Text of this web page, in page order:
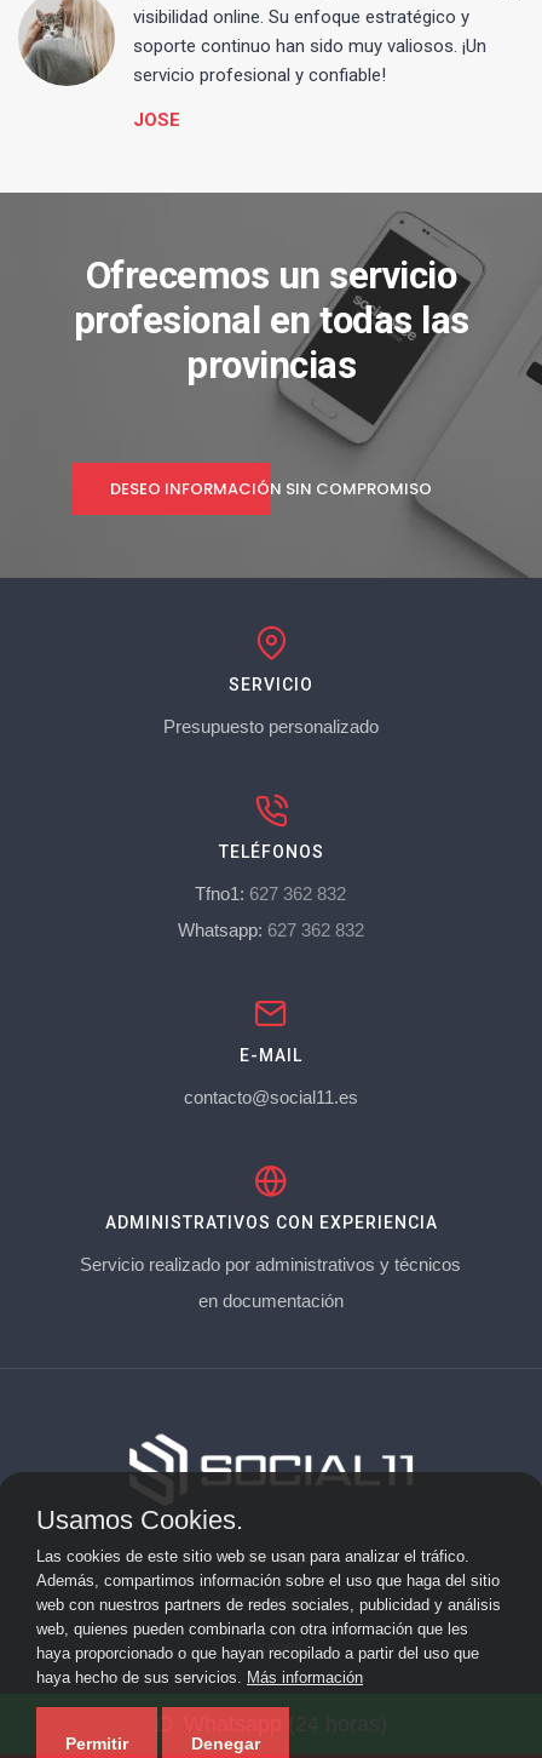
visibilidad online. Su enfoque estratégico y
soporte continuo han sido muy valiosos. ¡Un
servicio profesional y confiable!
JOSE
Ofrecemos un servicio
profesional en todas las
provincias
DESEO INFORMACIÓN SIN COMPROMISO
SERVICIO
Presupuesto personalizado
TELÉFONOS
Tfno1: 627 362 832
Whatsapp: 627 362 832
E-MAIL
contacto@social11.es
ADMINISTRATIVOS CON EXPERIENCIA
Servicio realizado por administrativos y técnicos
en documentación
Aviso Legal
Privacidad
Cookies
posicionamiento web y SEO ·
Usamos Cookies.
Las cookies de este sitio web se usan para analizar el tráfico.
Además, compartimos información sobre el uso que haga del sitio
web con nuestros partners de redes sociales, publicidad y análisis
web, quienes pueden combinarla con otra información que les
haya proporcionado o que hayan recopilado a partir del uso que
haya hecho de sus servicios. Más información
Permitir Denegar